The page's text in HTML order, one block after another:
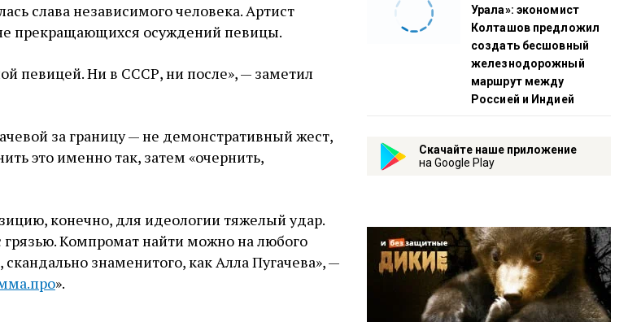
слава независимого человека. Артист
не прекращающихся осуждений певицы.
певицей. Ни в СССР, ни после», — заметил
за границу — не демонстративный жест,
это именно так, затем «очернить,
конечно, для идеологии тяжелый удар.
грязью. Компромат найти можно на любого
знаменитого, как Алла Пугачева», —
».
Урала»: экономист
Колташов предложил
создать бесшовный
железнодорожный
маршрут между
Россией и Индией
Скачайте наше приложение
на Google Play